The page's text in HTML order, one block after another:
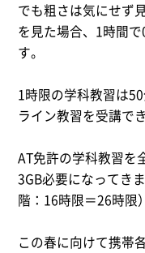
でも粗さは気にせず
を見た場合、1時間
す。
1時限の学科教習は
ライン教習を受講で
AT免許の学科教習を
3GB必要になってき
階：16時限＝26時限）
この春に向けて携帯